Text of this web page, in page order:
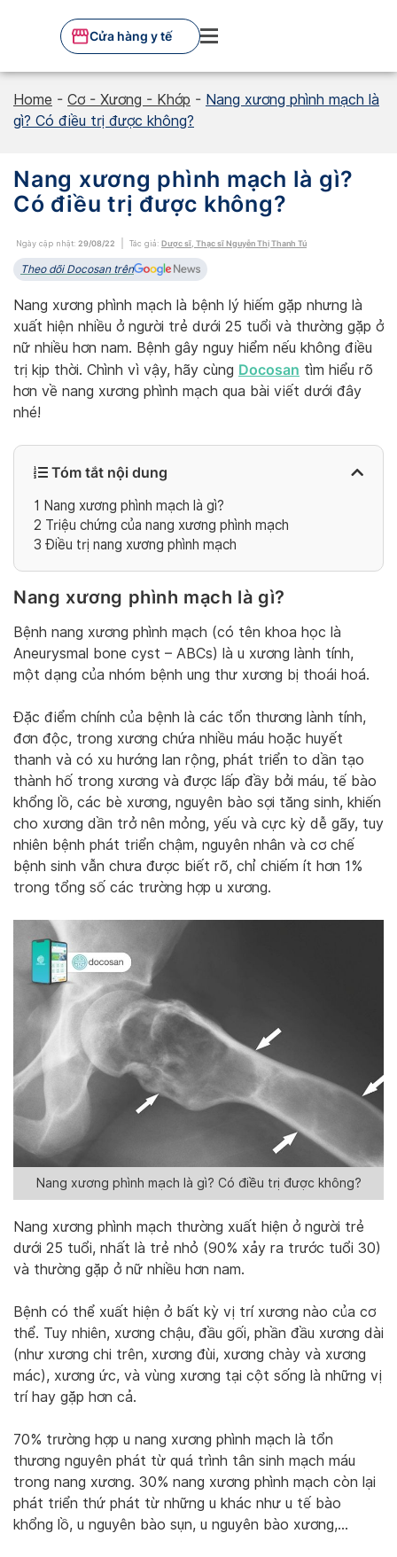
Cửa hàng y tế
Home - Cơ - Xương - Khớp - Nang xương phình mạch là
gì? Có điều trị được không?
Nang xương phình mạch là gì?
Có điều trị được không?
Ngày cập nhật: 29/08/22 Tác giả: Dược sĩ, Thạc sĩ Nguyễn Thị Thanh Tú
Theo dõi Docosan trên
Nang xương phình mạch là bệnh lý hiếm gặp nhưng là
xuất hiện nhiều ở người trẻ dưới 25 tuổi và thường gặp ở
nữ nhiều hơn nam. Bệnh gây nguy hiểm nếu không điều
trị kịp thời. Chình vì vậy, hãy cùng Docosan tìm hiểu rõ
hơn về nang xương phình mạch qua bài viết dưới đây
nhé!
Tóm tắt nội dung
1 Nang xương phình mạch là gì?
2 Triệu chứng của nang xương phình mạch
3 Điều trị nang xương phình mạch
Nang xương phình mạch là gì?
Bệnh nang xương phình mạch (có tên khoa học là
Aneurysmal bone cyst – ABCs) là u xương lành tính,
một dạng của nhóm bệnh ung thư xương bị thoái hoá.
Đặc điểm chính của bệnh là các tổn thương lành tính,
đơn độc, trong xương chứa nhiều máu hoặc huyết
thanh và có xu hướng lan rộng, phát triển to dần tạo
thành hố trong xương và được lấp đầy bởi máu, tế bào
khổng lồ, các bè xương, nguyên bào sợi tăng sinh, khiến
cho xương dần trở nên mỏng, yếu và cực kỳ dễ gãy, tuy
nhiên bệnh phát triển chậm, nguyên nhân và cơ chế
bệnh sinh vẫn chưa được biết rõ, chỉ chiếm ít hơn 1%
trong tổng số các trường hợp u xương.
Nang xương phình mạch là gì? Có điều trị được không?
Nang xương phình mạch thường xuất hiện ở người trẻ
dưới 25 tuổi, nhất là trẻ nhỏ (90% xảy ra trước tuổi 30)
và thường gặp ở nữ nhiều hơn nam.
Bệnh có thể xuất hiện ở bất kỳ vị trí xương nào của cơ
thể. Tuy nhiên, xương chậu, đầu gối, phần đầu xương dài
(như xương chi trên, xương đùi, xương chày và xương
mác), xương ức, và vùng xương tại cột sống là những vị
trí hay gặp hơn cả.
70% trường hợp u nang xương phình mạch là tổn
thương nguyên phát từ quá trình tân sinh mạch máu
trong nang xương. 30% nang xương phình mạch còn lại
phát triển thứ phát từ những u khác như u tế bào
khổng lồ, u nguyên bào sụn, u nguyên bào xương,…